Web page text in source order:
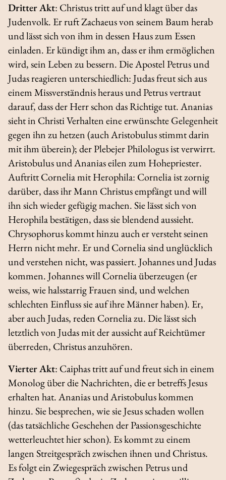
Dritter Akt: Christus tritt auf und klagt über das
Judenvolk. Er ruft Zachaeus von seinem Baum herab
und lässt sich von ihm in dessen Haus zum Essen
einladen. Er kündigt ihm an, dass er ihm ermöglichen
wird, sein Leben zu bessern. Die Apostel Petrus und
Judas reagieren unterschiedlich: Judas freut sich aus
einem Missverständnis heraus und Petrus vertraut
darauf, dass der Herr schon das Richtige tut. Ananias
sieht in Christi Verhalten eine erwünschte Gelegenheit
gegen ihn zu hetzen (auch Aristobulus stimmt darin
mit ihm überein); der Plebejer Philologus ist verwirrt.
Aristobulus und Ananias eilen zum Hohepriester.
Auftritt Cornelia mit Herophila: Cornelia ist zornig
darüber, dass ihr Mann Christus empfängt und will
ihn sich wieder gefügig machen. Sie lässt sich von
Herophila bestätigen, dass sie blendend aussieht.
Chrysophorus kommt hinzu auch er versteht seinen
Herrn nicht mehr. Er und Cornelia sind unglücklich
und verstehen nicht, was passiert. Johannes und Judas
kommen. Johannes will Cornelia überzeugen (er
weiss, wie halsstarrig Frauen sind, und welchen
schlechten Einfluss sie auf ihre Männer haben). Er,
aber auch Judas, reden Cornelia zu. Die lässt sich
letztlich von Judas mit der aussicht auf Reichtümer
überreden, Christus anzuhören.
Vierter Akt: Caiphas tritt auf und freut sich in einem
Monolog über die Nachrichten, die er betreffs Jesus
erhalten hat. Ananias und Aristobulus kommen
hinzu. Sie besprechen, wie sie Jesus schaden wollen
(das tatsächliche Geschehen der Passionsgeschichte
wetterleuchtet hier schon). Es kommt zu einem
langen Streitgespräch zwischen ihnen und Christus.
Es folgt ein Zwiegespräch zwischen Petrus und